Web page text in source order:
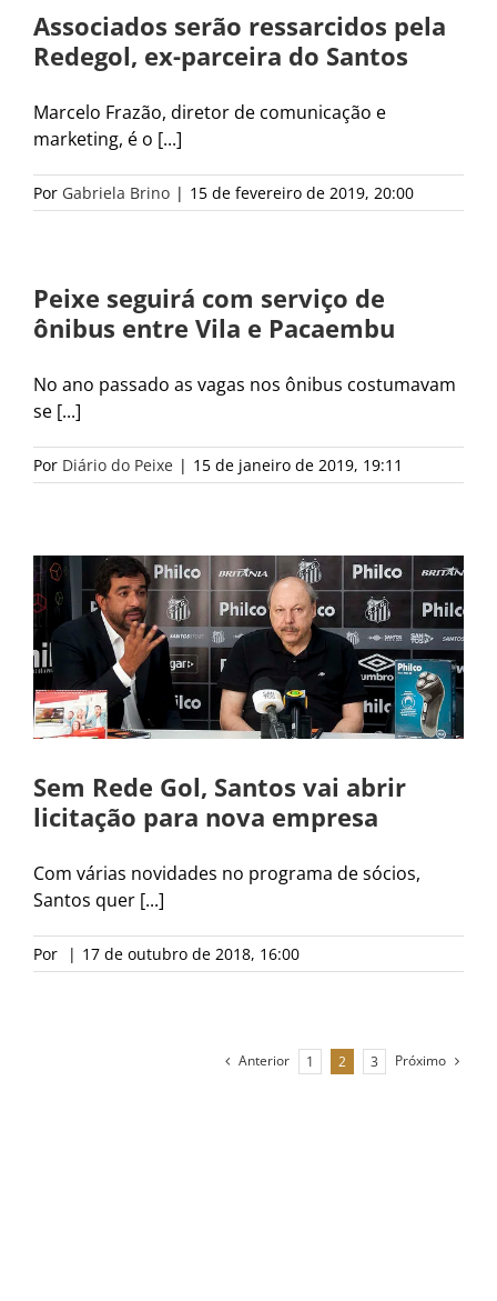
Associados serão ressarcidos pela
Redegol, ex-parceira do Santos
Marcelo Frazão, diretor de comunicação e
marketing, é o [...]
Por Gabriela Brino | 15 de fevereiro de 2019, 20:00
Peixe seguirá com serviço de
ônibus entre Vila e Pacaembu
No ano passado as vagas nos ônibus costumavam
se [...]
Por Diário do Peixe | 15 de janeiro de 2019, 19:11
Sem Rede Gol, Santos vai abrir
licitação para nova empresa
Com várias novidades no programa de sócios,
Santos quer [...]
Por | 17 de outubro de 2018, 16:00
Anterior 1 2 3 Próximo